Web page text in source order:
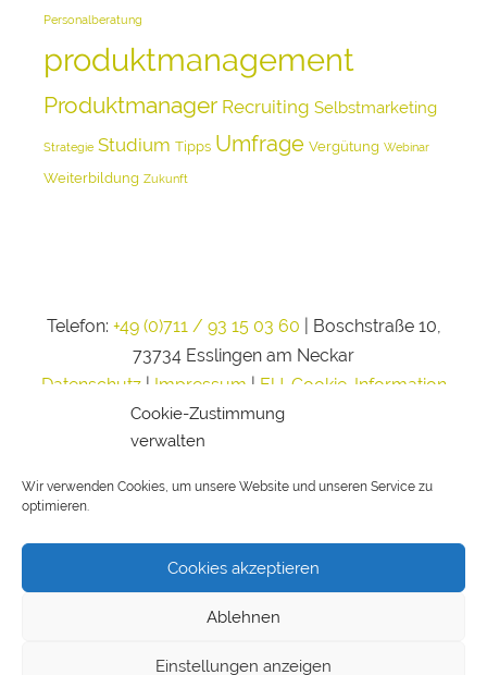
Cookie-Zustimmung
verwalten
Wir verwenden Cookies, um unsere Website und unseren Service zu
optimieren.
Cookies akzeptieren
Ablehnen
Einstellungen anzeigen
Personalberatung
produktmanagement
Produktmanager Recruiting Selbstmarketing
Strategie Studium Tipps Umfrage Vergütung Webinar
Weiterbildung Zukunft
Telefon: +49 (0)711 / 93 15 03 60 | Boschstraße 10,
73734 Esslingen am Neckar
Datenschutz| Impressum | EU-Cookie-Information